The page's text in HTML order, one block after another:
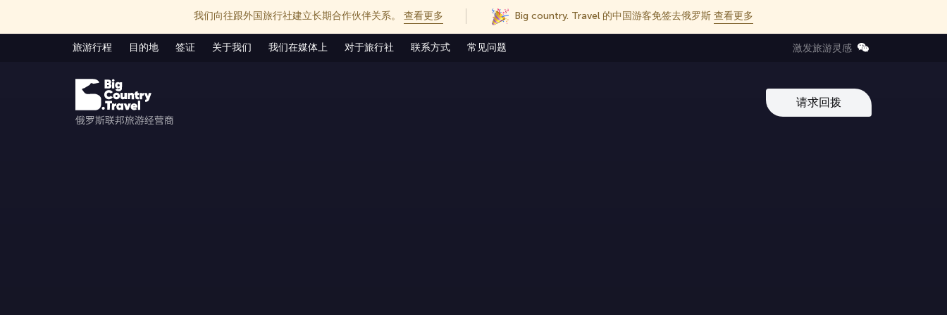
我们向往跟外国旅行社建立长期合作伙伴关系。 查看更多 Big country. Travel 的中国游客免签去俄罗斯 查看更多
旅游行程 目的地 签证 关于我们 我们在媒体上 对于旅行社 联系方式 常见问题 激发旅游灵感
请求回拨